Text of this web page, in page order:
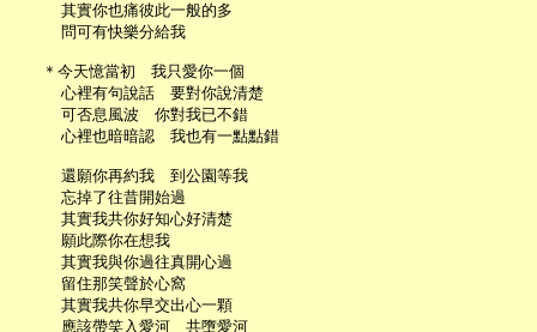
     其實你也痛彼此一般的多
     問可有快樂分給我
   ＊今天憶當初　我只愛你一個
     心裡有句說話　要對你說清楚
     可否息風波　你對我已不錯
     心裡也暗暗認　我也有一點點錯
     還願你再約我　到公園等我
     忘掉了往昔開始過
     其實我共你好知心好清楚
     願此際你在想我
     其實我與你過往真開心過
     留住那笑聲於心窩
     其實我共你早交出心一顆
     應該帶笑入愛河　共墮愛河